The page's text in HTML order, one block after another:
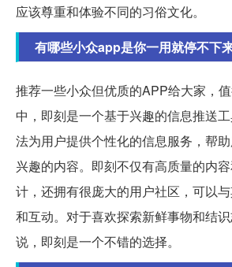
应该尊重和体验不同的习俗文化。
有哪些小众app是你一用就停不下
推荐一些小众但优质的APP给大家，
中，即刻是一个基于兴趣的信息推送
法为用户提供个性化的信息服务，帮
兴趣的内容。即刻不仅有高质量的内
计，还拥有很庞大的用户社区，可以
和互动。对于喜欢探索新鲜事物和结
说，即刻是一个不错的选择。